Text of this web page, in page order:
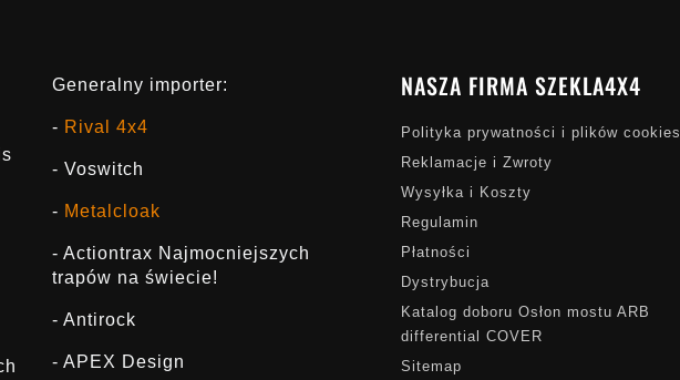
Generalny importer:
- Rival 4x4
- Voswitch
- Metalcloak
- Actiontrax Najmocniejszych
trapów na świecie!
- Antirock
- APEX Design
NASZA FIRMA SZEKLA4X4
Polityka prywatności i plików cookies
Reklamacje i Zwroty
Wysyłka i Koszty
Regulamin
Płatności
Dystrybucja
Katalog doboru Osłon mostu ARB
differential COVER
Sitemap